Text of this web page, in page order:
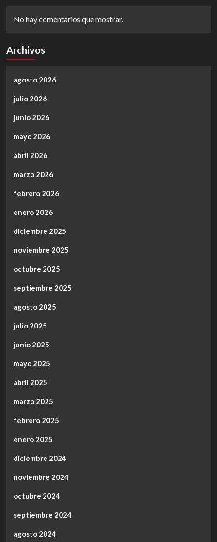
No hay comentarios que mostrar.
Archivos
agosto 2026
julio 2026
junio 2026
mayo 2026
abril 2026
marzo 2026
febrero 2026
enero 2026
diciembre 2025
noviembre 2025
octubre 2025
septiembre 2025
agosto 2025
julio 2025
junio 2025
mayo 2025
abril 2025
marzo 2025
febrero 2025
enero 2025
diciembre 2024
noviembre 2024
octubre 2024
septiembre 2024
agosto 2024